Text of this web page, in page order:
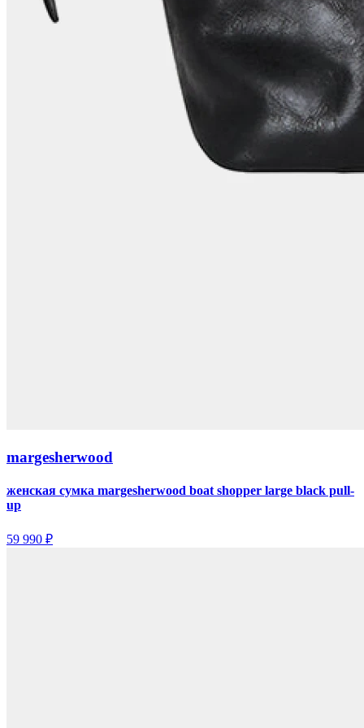
margesherwood
женская сумка margesherwood boat shopper large black pull-
up
59 990 ₽